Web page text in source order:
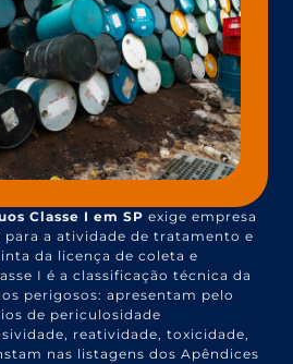
Classe I em SP exige empresa
a atividade de tratamento e
da licença de coleta e
I é a classificação técnica da
perigosos: apresentam pelo
de periculosidade
reatividade, toxicidade,
nas listagens dos Apêndices